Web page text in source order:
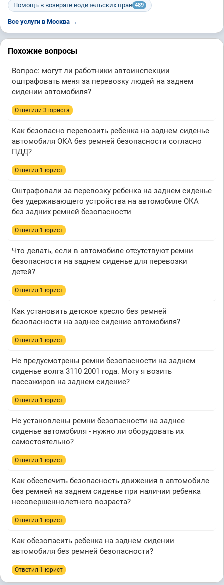
Помощь в возврате водительских прав 489
Все услуги в Москва →
Похожие вопросы
Вопрос: могут ли работники автоинспекции
оштрафовать меня за перевозку людей на заднем
сидении автомобиля?
Ответили 3 юристa
Как безопасно перевозить ребенка на заднем сиденье
автомобиля ОКА без ремней безопасности согласно
ПДД?
Ответил 1 юрист
Оштрафовали за перевозку ребенка на заднем сиденье
без удерживающего устройства на автомобиле ОКА
без задних ремней безопасности
Ответил 1 юрист
Что делать, если в автомобиле отсутствуют ремни
безопасности на заднем сиденье для перевозки
детей?
Ответил 1 юрист
Как установить детское кресло без ремней
безопасности на заднее сидение автомобиля?
Ответил 1 юрист
Не предусмотрены ремни безопасности на заднем
сиденье волга 3110 2001 года. Могу я возить
пассажиров на заднем сидение?
Ответил 1 юрист
Не установлены ремни безопасности на заднее
сиденье автомобиля - нужно ли оборудовать их
самостоятельно?
Ответил 1 юрист
Как обеспечить безопасность движения в автомобиле
без ремней на заднем сиденье при наличии ребенка
несовершеннолетнего возраста?
Ответил 1 юрист
Как обезопасить ребенка на заднем сидении
автомобиля без ремней безопасности?
Ответил 1 юрист